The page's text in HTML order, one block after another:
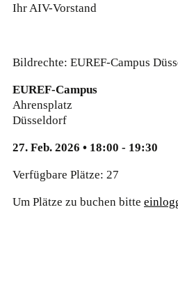
Ihr AIV-Vorstand
Bildrechte: EUREF-Campus
EUREF-Campus
Ahrensplatz
Düsseldorf
27. Feb. 2026 • 18:00 - 19:30
Verfügbare Plätze: 27
Um Plätze zu buchen bitte